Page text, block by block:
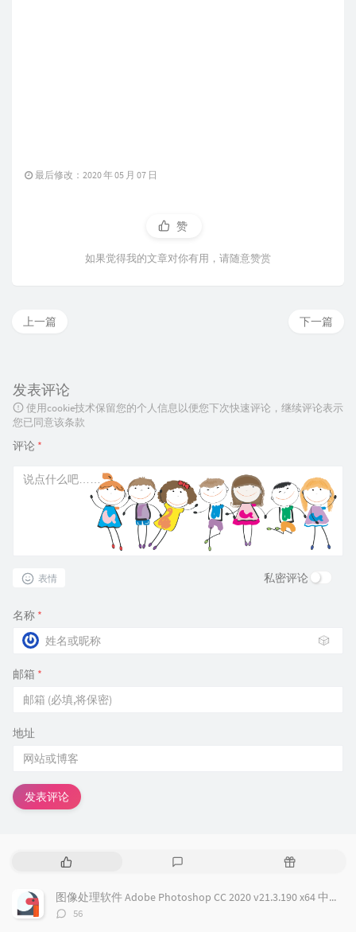
最后修改：2020 年 05 月 07 日
赞
如果觉得我的文章对你有用，请随意赞赏
下一篇
上一篇
发表评论
使用cookie技术保留您的个人信息以便您下次快速评论，继续评论表示
您已同意该条款
评论 *
表情 私密评论
名称 *
🎲
邮箱 *
地址
发表评论
热
文
章
评
随
文
图像处理软件 Adobe Photoshop CC 2020 v21.3.190 x64 中文免费版
评
56